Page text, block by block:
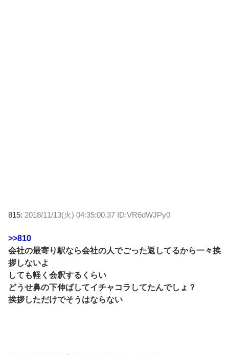
815: 2018/11/13(火) 04:35:00.37 ID:VR6dWJPy0
>>810
会社の最寄り駅なら会社の人でごった返してるから一々挨
拶しないよ
しても軽く会釈するくらい
どうせ鼻の下伸ばしてイチャコラしてたんでしょ？
挨拶しただけでそうはならない